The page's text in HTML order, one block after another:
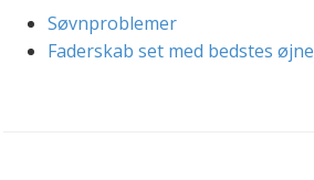
Søvnproblemer
Faderskab set med bedstes øjne